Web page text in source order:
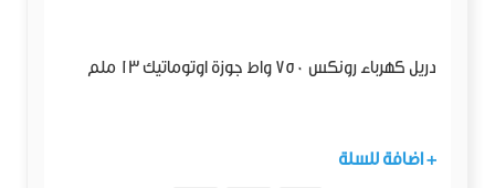
دريل كهرباء رونكس 750 واط جوزة اوتوماتيك 13 ملم
+ اضافة للسلة